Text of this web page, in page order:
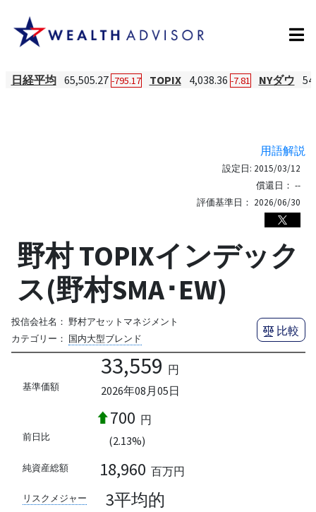
日経平均 65,505.27 -795.17 TOPIX 4,038.36 -7.81 NYダウ
用語解説
設定日: 2015/03/12
償還日： --
評価基準日： 2026/06/30
野村 TOPIXインデック
ス(野村SMA･EW)
投信会社名： 野村アセットマネジメント
カテゴリー： 国内大型ブレンド
比較
基準価額
33,559 円
2026年08月05日
前日比
700 円
(2.13%)
純資産総額 18,960 百万円
リスクメジャー 3平均的